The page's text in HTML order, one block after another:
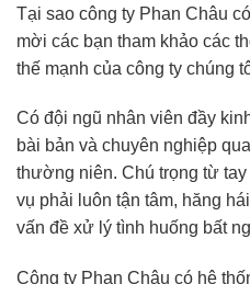
Tại sao công ty Phan Châu
mời các bạn tham khảo các
thế mạnh của công ty chúng
Có đội ngũ nhân viên đầy
bài bản và chuyên nghiệp
thường niên. Chú trọng từ
vụ phải luôn tận tâm, hăng
vấn đề xử lý tình huống bất
Công ty Phan Châu có hệ